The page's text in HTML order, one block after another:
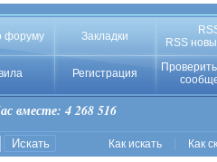
форуму Закладки
RSS
Регистрация
вместе: 4 268 516
Как искать Как